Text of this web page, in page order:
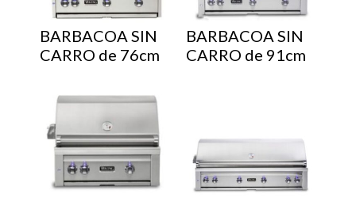
BARBACOA SIN
CARRO de 76cm
BARBACOA SIN
CARRO de 91cm